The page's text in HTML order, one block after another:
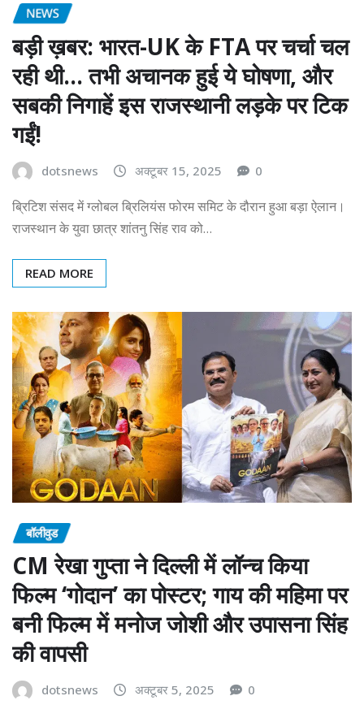
NEWS
बड़ी ख़बर: भारत-UK के FTA पर चर्चा चल
रही थी… तभी अचानक हुई ये घोषणा, और
सबकी निगाहें इस राजस्थानी लड़के पर टिक
गईं!
dotsnews अक्टूबर 15, 2025 0
ब्रिटिश संसद में ग्लोबल ब्रिलियंस फोरम समिट के दौरान हुआ बड़ा ऐलान।
राजस्थान के युवा छात्र शांतनु सिंह राव को…
READ MORE
बॉलीवुड
CM रेखा गुप्ता ने दिल्ली में लॉन्च किया
फिल्म ‘गोदान’ का पोस्टर; गाय की महिमा पर
बनी फिल्म में मनोज जोशी और उपासना सिंह
की वापसी
dotsnews अक्टूबर 5, 2025 0